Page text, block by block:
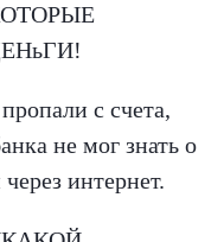
с счета,
не мог знать о
интернет.